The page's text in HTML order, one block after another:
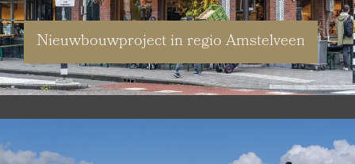
Nieuwbouwproject in regio Amstelveen